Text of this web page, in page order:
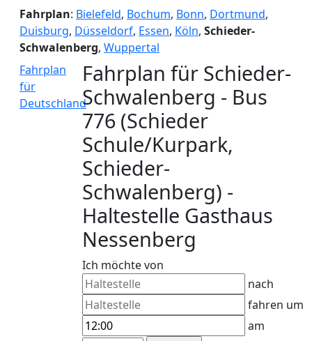
Fahrplan: Bielefeld, Bochum, Bonn, Dortmund,
Duisburg, Düsseldorf, Essen, Köln, Schieder-
Schwalenberg, Wuppertal
Fahrplan
für
Deutschland
Fahrplan für Schieder-
Schwalenberg - Bus
776 (Schieder
Schule/Kurpark,
Schieder-
Schwalenberg) -
Haltestelle Gasthaus
Nessenberg
Ich möchte von
nach
fahren um
am